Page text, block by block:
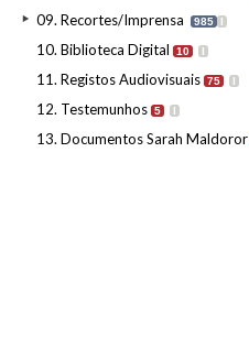
09. Recortes/Imprensa 985 I
10. Biblioteca Digital 10 I
11. Registos Audiovisuais 75 I
12. Testemunhos 5 I
13. Documentos Sarah Maldoror